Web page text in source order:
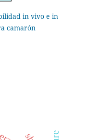
in vivo e in
camarón